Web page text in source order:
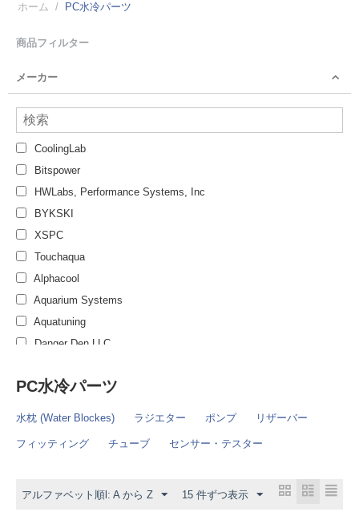
ホーム / PC水冷パーツ
商品フィルター
メーカー
CoolingLab
Bitspower
HWLabs, Performance Systems, Inc
BYKSKI
XSPC
Touchaqua
Alphacool
Aquarium Systems
Aquatuning
Danger Den LLC
EK Water Blocks
Laing Pump
LEGRIS SA
PC水冷パーツ
水枕 (Water Blockes) ラジエター ポンプ リザーバー
フィッティング チューブ センサー・テスター
アルファベット順l: A から Z 15 件ずつ表示